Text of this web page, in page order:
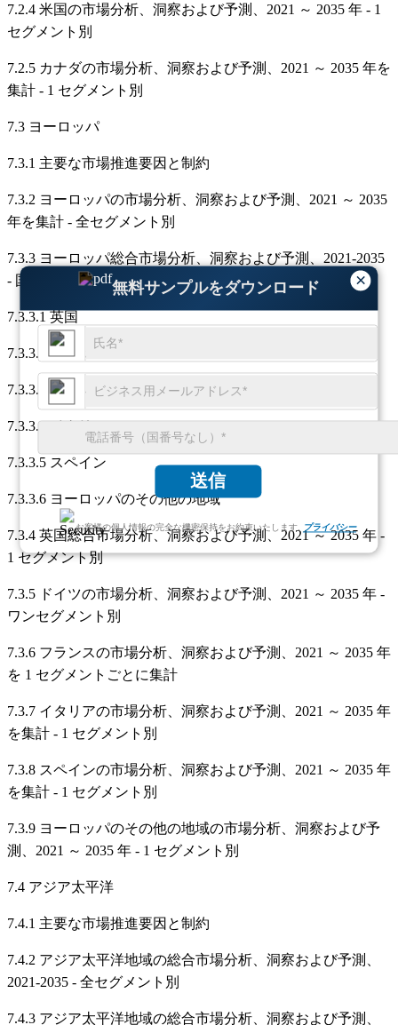
×
無料サンプルをダウンロード
送信
お客様の個人情報の完全な機密保持をお約束いたします. プライバシー
7.2.4 米国の市場分析、洞察および予測、2021 ～ 2035 年 - 1
セグメント別
7.2.5 カナダの市場分析、洞察および予測、2021 ～ 2035 年を
集計 - 1 セグメント別
7.3 ヨーロッパ
7.3.1 主要な市場推進要因と制約
7.3.2 ヨーロッパの市場分析、洞察および予測、2021 ～ 2035
年を集計 - 全セグメント別
7.3.3 ヨーロッパ総合市場分析、洞察および予測、2021-2035
- 国別
7.3.3.1 英国
7.3.3.2 ドイツ
7.3.3.3 フランス
7.3.3.4 イタリア
7.3.3.5 スペイン
7.3.3.6 ヨーロッパのその他の地域
7.3.4 英国総合市場分析、洞察および予測、2021 ～ 2035 年 -
1 セグメント別
7.3.5 ドイツの市場分析、洞察および予測、2021 ～ 2035 年 -
ワンセグメント別
7.3.6 フランスの市場分析、洞察および予測、2021 ～ 2035 年
を 1 セグメントごとに集計
7.3.7 イタリアの市場分析、洞察および予測、2021 ～ 2035 年
を集計 - 1 セグメント別
7.3.8 スペインの市場分析、洞察および予測、2021 ～ 2035 年
を集計 - 1 セグメント別
7.3.9 ヨーロッパのその他の地域の市場分析、洞察および予
測、2021 ～ 2035 年 - 1 セグメント別
7.4 アジア太平洋
7.4.1 主要な市場推進要因と制約
7.4.2 アジア太平洋地域の総合市場分析、洞察および予測、
2021-2035 - 全セグメント別
7.4.3 アジア太平洋地域の総合市場分析、洞察および予測、